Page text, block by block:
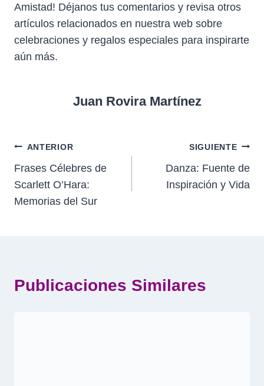
Amistad! Déjanos tus comentarios y revisa otros
artículos relacionados en nuestra web sobre
celebraciones y regalos especiales para inspirarte
aún más.
Juan Rovira Martínez
Navegación
de
entradas
ANTERIOR
Frases Célebres de
Scarlett O’Hara:
Memorias del Sur
SIGUIENTE
Danza: Fuente de
Inspiración y Vida
Publicaciones Similares